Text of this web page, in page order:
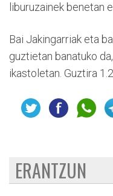
liburuzainek benetan
Bai Jakingarriak eta
guztietan banatuko
ikastoletan. Guztira
ERANTZUN